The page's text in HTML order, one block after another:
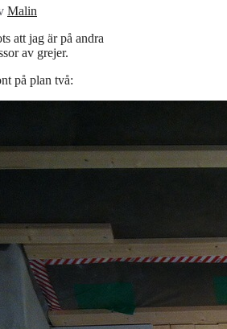
Malin
att jag är på andra
av grejer.
på plan två: